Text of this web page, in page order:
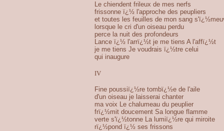
Le chiendent frileux de mes nerfs
frissonne ï¿½ l'approche des peupliers
et toutes les feuilles de mon sang
lorsque le cri d'un oiseau perdu
perce la nuit des profondeurs
Lance ï¿½ l'arrï¿½t je me tiens A l'affï¿½t
je me tiens Je voudrais ï¿½tre celui
qui inaugure
IV
Fine poussiï¿½re tombï¿½e de l'aile
d'un oiseau je laisserai chanter
ma voix Le chalumeau du peuplier
frï¿½mit doucement Sa longue flamme
verte s'ï¿½tonne La lumiï¿½re qui miroite
rï¿½pond ï¿½ ses frissons